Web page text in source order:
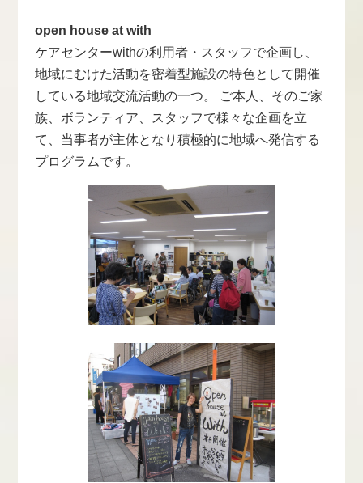
open house at with
ケアセンターwithの利用者・スタッフで企画し、
地域にむけた活動を密着型施設の特色として開催
している地域交流活動の一つ。 ご本人、そのご家
族、ボランティア、スタッフで様々な企画を立
て、当事者が主体となり積極的に地域へ発信する
プログラムです。